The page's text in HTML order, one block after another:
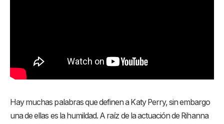
Hay muchas palabras que definen a Katy Perry, sin embargo
una de ellas es la humildad. A raíz de la actuación de Rihanna